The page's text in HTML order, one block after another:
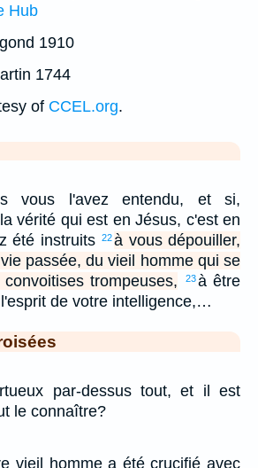
Hub
1910
1744
of CCEL.org.
vous l'avez entendu, et si,
vérité qui est en Jésus, c'est en
été instruits 22à vous dépouiller,
passée, du vieil homme qui se
trompeuses,
23à être
de votre intelligence,…
par-dessus tout, et il est
le connaître?
vieil homme a été crucifié avec